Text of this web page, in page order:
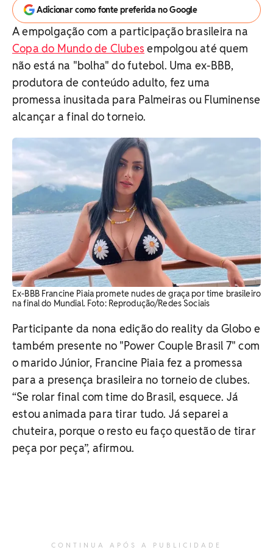
Adicionar como fonte preferida no Google
A empolgação com a participação brasileira na
Copa do Mundo de Clubes empolgou até quem
não está na "bolha" do futebol. Uma ex-BBB,
produtora de conteúdo adulto, fez uma
promessa inusitada para Palmeiras ou Fluminense
alcançar a final do torneio.
Ex-BBB Francine Piaia promete nudes de graça por time brasileiro
na final do Mundial. Foto: Reprodução/Redes Sociais
Participante da nona edição do reality da Globo e
também presente no "Power Couple Brasil 7" com
o marido Júnior, Francine Piaia fez a promessa
para a presença brasileira no torneio de clubes.
“Se rolar final com time do Brasil, esquece. Já
estou animada para tirar tudo. Já separei a
chuteira, porque o resto eu faço questão de tirar
peça por peça”, afirmou.
CONTINUA APÓS A PUBLICIDADE